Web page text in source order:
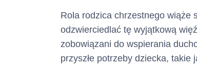
Rola rodzica chrzestnego wiąże
odzwierciedlać tę wyjątkową
zobowiązani do wspierania
przyszłe potrzeby dziecka,